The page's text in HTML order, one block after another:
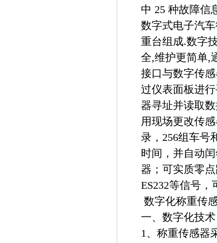
中 25 种故障信
数字式电子汽
重台组成.数字
全,维护更简单,
接口与数字传
过仪表面板进
器寻址并读取
用现场更改传
录，256组车号
时间，并自动
器；可实质零
ES232等信号
数字化称重传
一、数字化技术
1、称重传感器